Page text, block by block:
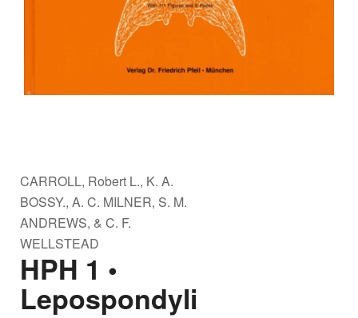
CARROLL, Robert L., K. A.
BOSSY., A. C. MILNER, S. M.
ANDREWS, & C. F.
WELLSTEAD
HPH 1 •
Lepospondyli